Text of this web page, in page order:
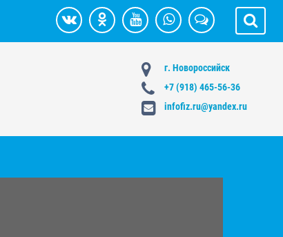
г. Новороссийск
+7 (918) 465-56-36
infofiz.ru@yandex.ru